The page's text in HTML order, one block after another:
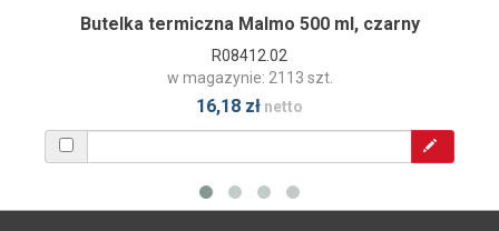
Butelka termiczna Malmo 500 ml, czarny
R08412.02
w magazynie: 2113 szt.
16,18 zł netto